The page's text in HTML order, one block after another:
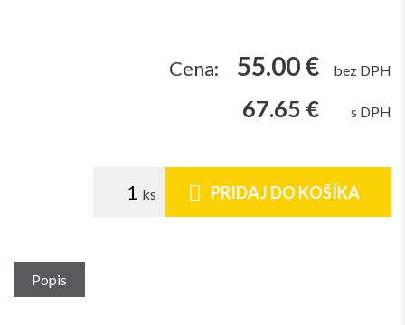
Cena: 55.00 € bez DPH
67.65 € s DPH
PRIDAJ DO KOŠÍKA
Popis